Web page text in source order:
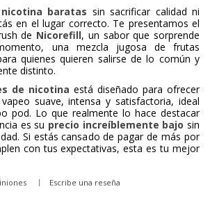
baratas sin sacrificar calidad ni
en el lugar correcto. Te presentamos el
de Nicorefill, un sabor que sorprende
una mezcla jugosa de frutas
quienes quieren salirse de lo común y
distinto.
de nicotina está diseñado para ofrecer
suave, intensa y satisfactoria, ideal
pod. Lo que realmente lo hace destacar
es su precio increíblemente bajo sin
Si estás cansado de pagar de más por
con tus expectativas, esta es tu mejor
Escribe una reseña